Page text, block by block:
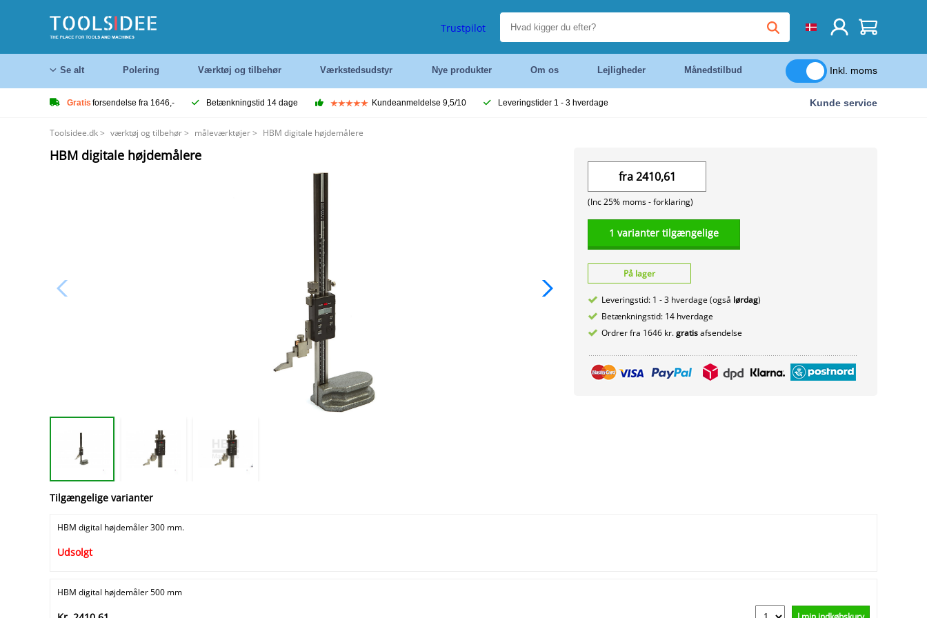
Trustpilot
Se alt Polering Værktøj og tilbehør Værkstedsudstyr Nye produkter Om os Lejligheder Månedstilbud Inkl. moms
Gratis forsendelse fra 1646,- Betænkningstid 14 dage Kundeanmeldelse 9,5/10 Leveringstider 1 - 3 hverdage Kunde service
Toolsidee.dk> værktøj og tilbehør> måleværktøjer> HBM digitale højdemålere
HBM digitale højdemålere
fra2410,61
(Inc 25% moms -forklaring)
1 varianter tilgængelige
På lager
Leveringstid: 1 - 3 hverdage (også lørdag)
Betænkningstid: 14 hverdage
Ordrer fra 1646 kr.gratisafsendelse
Tilgængelige varianter
HBM digital højdemåler 300 mm.
Udsolgt
HBM digital højdemåler 500 mm